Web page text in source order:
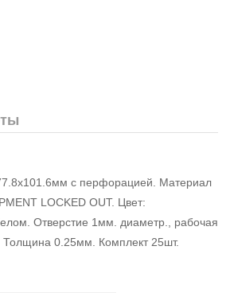
с перфорацией. Материал
LOCKED OUT. Цвет:
Отверстие 1мм. диаметр., рабочая
Толщина 0.25мм. Комплект 25шт.